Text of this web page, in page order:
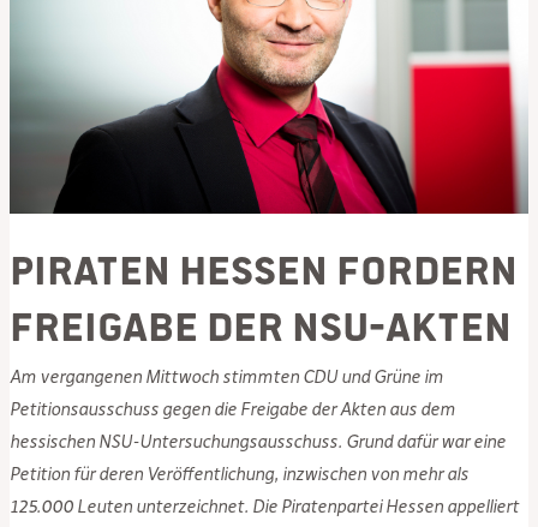
PIRATEN Hessen fordern
Freigabe der NSU-Akten
Am vergangenen Mittwoch stimmten CDU und Grüne im
Petitionsausschuss gegen die Freigabe der Akten aus dem
hessischen NSU-Untersuchungsausschuss. Grund dafür war eine
Petition für deren Veröffentlichung, inzwischen von mehr als
125.000 Leuten unterzeichnet. Die Piratenpartei Hessen appelliert